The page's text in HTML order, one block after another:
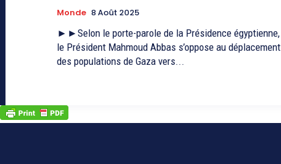
Monde 8 Août 2025
►►Selon le porte-parole de la Présidence égyptienne,
le Président Mahmoud Abbas s’oppose au déplacement
des populations de Gaza vers...